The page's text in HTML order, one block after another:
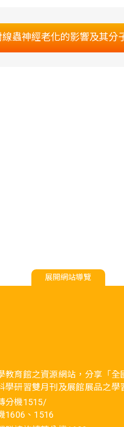
蟲神經老化的影響及其分
展開網站導覽
教育館之資源網站，分享「
學研習雙月刊及展館展品之學
分機1515/
1606、1516